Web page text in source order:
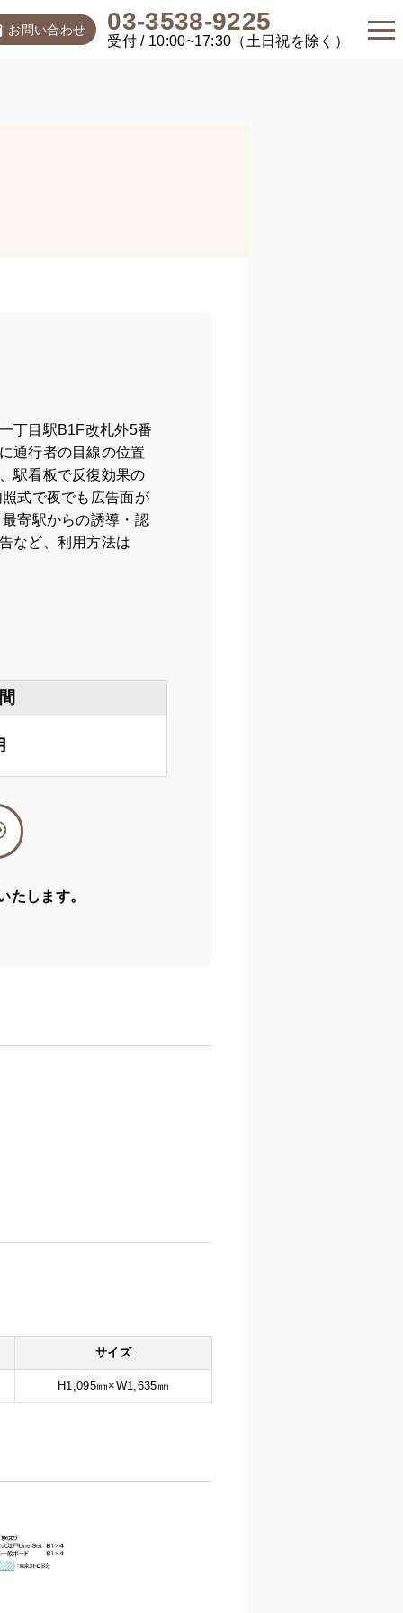
お問い合わせ 03-3538-9225
受付 / 10:00~17:30（土日祝を除く）
丁目駅B1F改札外5番
通行者の目線の位置
駅看板で反復効果の
式で夜でも広告面が
寄駅からの誘導・認
など、利用方法は
します。
サイズ
H1,095㎜×W1,635㎜